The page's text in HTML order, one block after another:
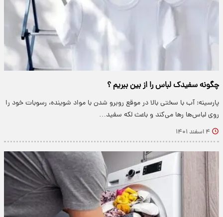
چگونه سفیدک لباس را از بین ببریم ؟
پارسینه: آب با سختی بالا در موقع روبرو شدن با مواد شوینده، رسوبات خود را
روی لباس‌ها رها می‌کند و باعث لکه سفید…
۴ اسفند ۱۴۰۱